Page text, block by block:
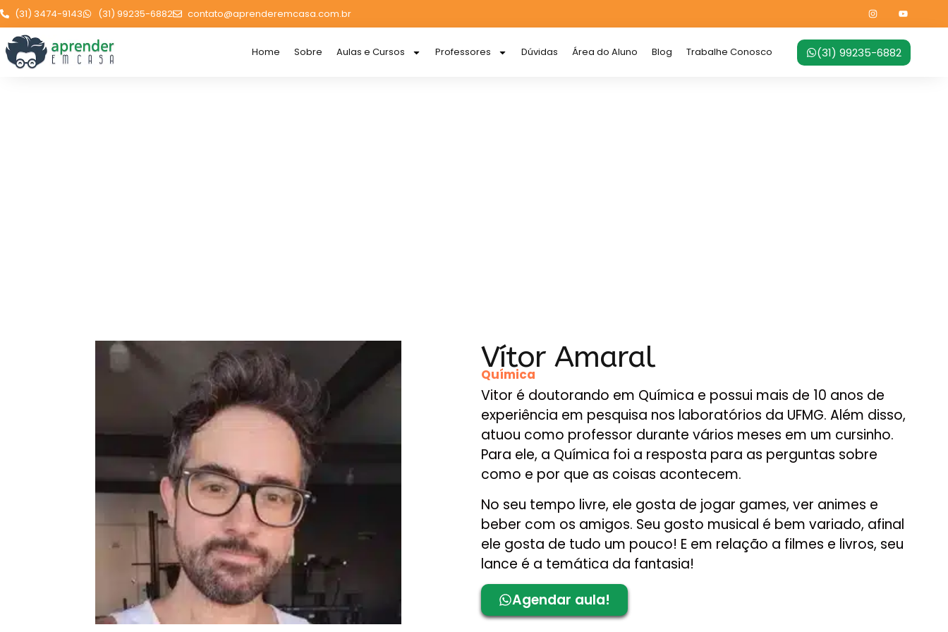
(31) 3474-9143 (31) 99235-6882 contato@aprenderemcasa.com.br
Home Sobre Aulas e Cursos Professores Dúvidas Área do Aluno Blog Trabalhe Conosco (31) 99235-6882
Vítor Amaral
Química
Vitor é doutorando em Química e possui mais de 10 anos de
experiência em pesquisa nos laboratórios da UFMG. Além disso,
atuou como professor durante vários meses em um cursinho.
Para ele, a Química foi a resposta para as perguntas sobre
como e por que as coisas acontecem.
No seu tempo livre, ele gosta de jogar games, ver animes e
beber com os amigos. Seu gosto musical é bem variado, afinal
ele gosta de tudo um pouco! E em relação a filmes e livros, seu
lance é a temática da fantasia!
Agendar aula!